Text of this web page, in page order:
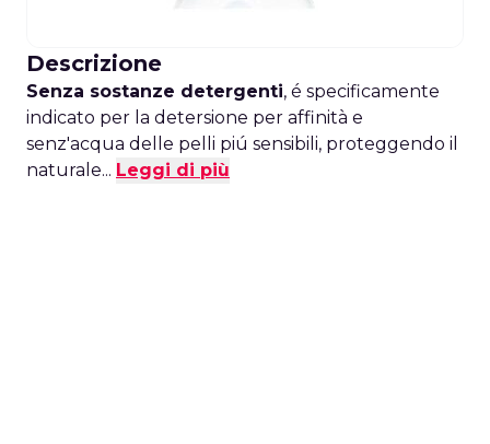
Descrizione
Senza sostanze detergenti, é specificamente
indicato per la detersione per affinità e
senz'acqua delle pelli piú sensibili, proteggendo il
naturale... Leggi di più